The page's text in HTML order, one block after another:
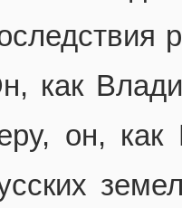
как
он, как